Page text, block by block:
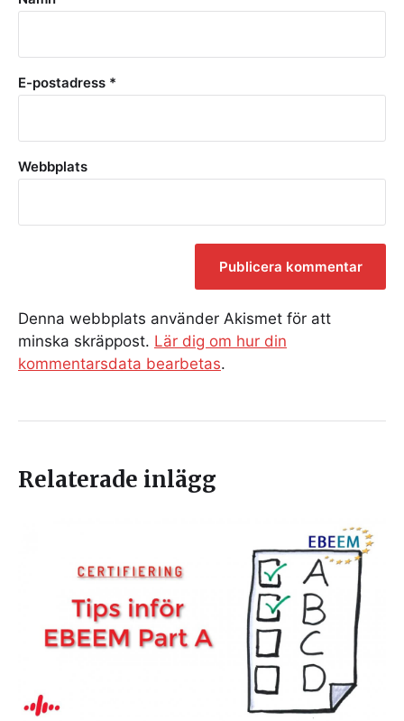
E-postadress *
Webbplats
Denna webbplats använder Akismet för att
minska skräppost. Lär dig om hur din
kommentarsdata bearbetas.
Relaterade inlägg